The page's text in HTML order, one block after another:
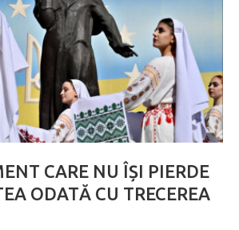
CARE NU ÎȘI PIERDE
ODATĂ CU TRECEREA